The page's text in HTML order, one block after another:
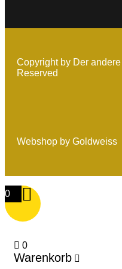
Copyright by Der
Reserved
Webshop by Goldweiss
0
0
Warenkorb